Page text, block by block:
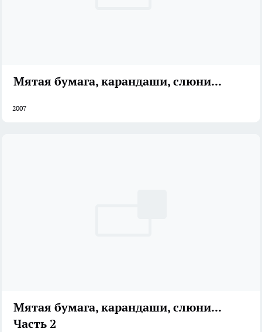
Мятая бумага, карандаши, слюни...
2007
Мятая бумага, карандаши, слюни...
Часть 2